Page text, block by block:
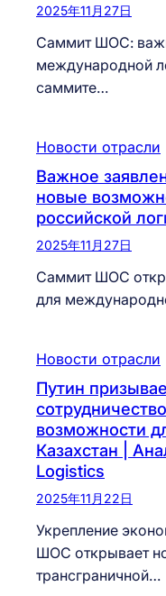
2025年11月27日
Саммит ШОС:
международной
саммите…
Новости отрасли
Важное
новые
российской
2025年11月27日
Саммит ШОС
для
Новости отрасли
Путин
возможности
Казахстан |
Logistics
2025年11月22日
Укрепление
ШОС открывает
трансграничной…